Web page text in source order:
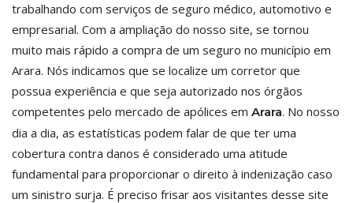
trabalhando com serviços de seguro médico, automotivo e
empresarial. Com a ampliação do nosso site, se tornou
muito mais rápido a compra de um seguro no município em
Arara. Nós indicamos que se localize um corretor que
possua experiência e que seja autorizado nos órgãos
competentes pelo mercado de apólices em Arara. No nosso
dia a dia, as estatísticas podem falar de que ter uma
cobertura contra danos é considerado uma atitude
fundamental para proporcionar o direito à indenização caso
um sinistro surja. É preciso frisar aos visitantes desse site